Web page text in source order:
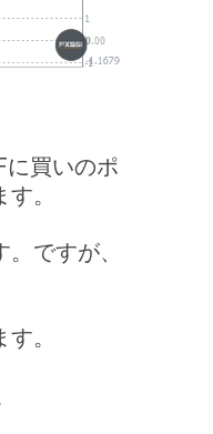
に買いのポ
。
ですが、
。